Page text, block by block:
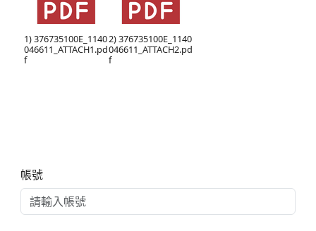
1) 376735100E_1140
046611_ATTACH1.pd
f
2) 376735100E_1140
046611_ATTACH2.pd
f
帳號